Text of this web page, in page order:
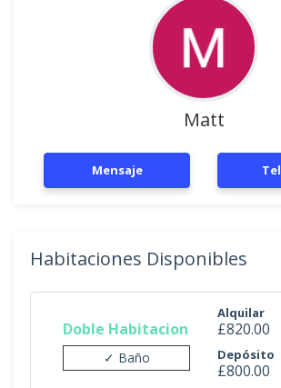
Matt
Mensaje
Habitaciones Disponibles
Doble Habitacion
✓ Baño
Alquilar
£820.00
Depósito
£800.00